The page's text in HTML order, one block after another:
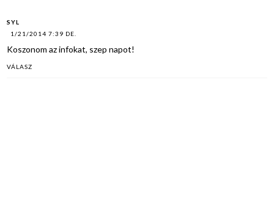
SYL
1/21/2014 7:39 DE.
Koszonom az infokat, szep napot!
VÁLASZ